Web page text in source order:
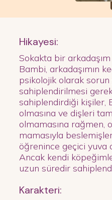
Hikayesi:
Sokakta bir
Bambi, arkadaşımın
psikolojik olarak sorun
sahiplendirilmesi
sahiplendirdiği kişiler,
olmasına ve dişleri
olmamasına rağmen,
mamasıyla
öğrenince geçici yuva
Ancak kendi
uzun süredir
Karakteri: